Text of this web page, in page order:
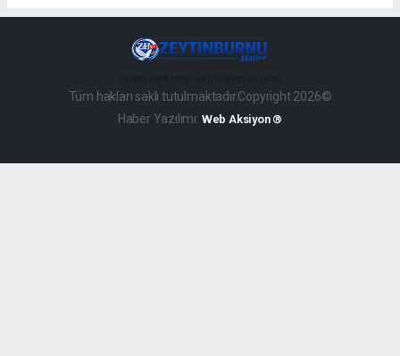
Tüm hakları saklı tutulmaktadır.Copyright 2026©
Haber Yazılımı: Web Aksiyon ®